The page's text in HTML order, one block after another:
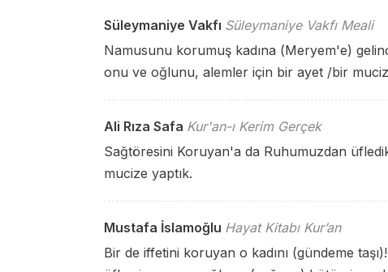
Süleymaniye Vakfı Süleymaniye Vakfı Meali
Namusunu korumuş kadına (Meryem'e)
onu ve oğlunu, alemler için bir ayet /bir
Ali Rıza Safa Kur'an-ı Kerim Gerçek
Sağtöresini Koruyan'a da Ruhumuzdan
mucize yaptık.
Mustafa İslamoğlu Hayat Kitabı Kur’an
Bir de iffetini koruyan o kadını (gündeme